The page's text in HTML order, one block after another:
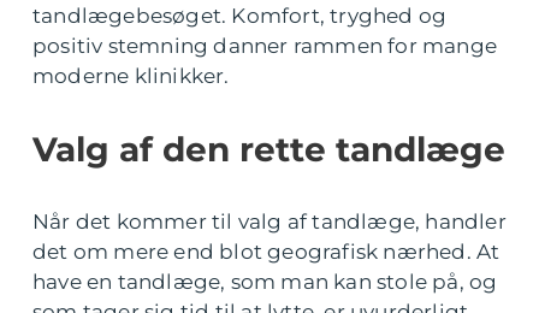
tandlægebesøget. Komfort, tryghed og
positiv stemning danner rammen for mange
moderne klinikker.
Valg af den rette tandlæge
Når det kommer til valg af tandlæge, handler
det om mere end blot geografisk nærhed. At
have en tandlæge, som man kan stole på, og